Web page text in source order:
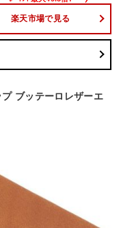
楽天市場で見る
ブッテーロレザーエ